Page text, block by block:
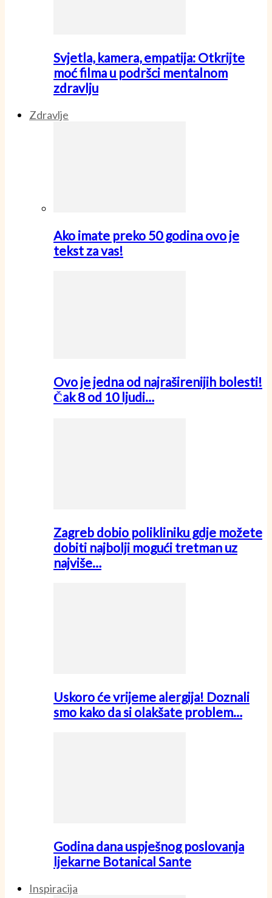
Svjetla, kamera, empatija: Otkrijte
moć filma u podršci mentalnom
zdravlju
Zdravlje
Ako imate preko 50 godina ovo je
tekst za vas!
Ovo je jedna od najraširenijih bolesti!
Čak 8 od 10 ljudi…
Zagreb dobio polikliniku gdje možete
dobiti najbolji mogući tretman uz
najviše…
Uskoro će vrijeme alergija! Doznali
smo kako da si olakšate problem…
Godina dana uspješnog poslovanja
ljekarne Botanical Sante
Inspiracija